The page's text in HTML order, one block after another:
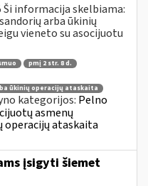
Ši informacija skelbiama:
arba ūkinių
vieneto su asocijuotu
pmį 2 str. 8 d.
ūkinių operacijų ataskaita
kategorijos: Pelno
asmenų
operacijų ataskaita
įsigyti šiemet